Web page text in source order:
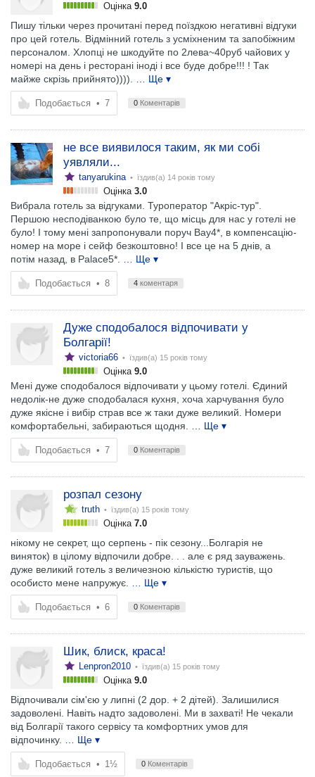
Оцінка 9.0
Пишу тільки через прочитані перед поїздкою негативні відгуки
про цей готель. Відмінний готель з усміхненим та запобіжним
персоналом. Хлопці не шкодуйте по 2лева~40руб чайових у
номері на день і ресторані іноді і все буде добре!!! ! Так
майже скрізь прийнято)))).
… Ще ▾
Подобається • 7 0 Коментарів
не все виявилося таким, як ми собі
уявляли...
tanyarukina • їздив(а) 14 років тому
Оцінка 3.0
Вибрала готель за відгуками. Туроператор "Акріс-тур".
Першою несподіванкою було те, що місць для нас у готелі не
було! І тому мені запропонували поруч Bay4*, в компенсацію-
номер на море і сейф безкоштовно! І все це на 5 днів, а
потім назад, в Palace5*.
… Ще ▾
Подобається • 8 4 коментаря
Дуже сподобалося відпочивати у
Болгарії!
victoria66 • їздив(а) 15 років тому
Оцінка 9.0
Мені дуже сподобалося відпочивати у цьому готелі. Єдиний
недолік-не дуже сподобалася кухня, хоча харчування було
дуже якісне і вибір страв все ж таки дуже великий. Номери
комфортабельні, забираються щодня.
… Ще ▾
Подобається • 7 0 Коментарів
розпал сезону
truth • їздив(а) 15 років тому
Оцінка 7.0
нікому не секрет, що серпень - пік сезону...Болгарія не
виняток) в цілому відпочили добре. . . але є ряд зауважень.
дуже великий готель з величезною кількістю туристів, що
особисто мене напружує.
… Ще ▾
Подобається • 6 0 Коментарів
Шик, блиск, краса!
Lenpron2010 • їздив(а) 15 років тому
Оцінка 9.0
Відпочивали сім'єю у липні (2 дор. + 2 дітей). Залишилися
задоволені. Навіть надто задоволені. Ми в захваті! Не чекали
від Болгарії такого сервісу та комфортних умов для
відпочинку.
… Ще ▾
Подобається • 1½ 0 Коментарів